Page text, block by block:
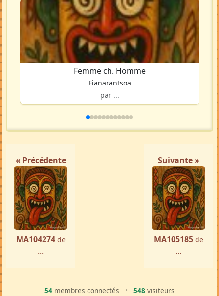
Femme ch. Homme
Fianarantsoa
par ...
« Précédente
MA104274 de
...
Suivante »
MA105185 de
...
54 membres connectés • 548 visiteurs